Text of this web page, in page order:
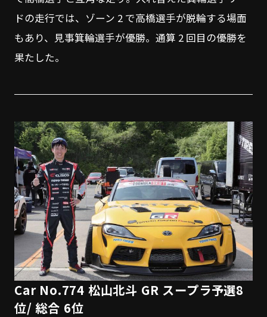
ドの走行では、ゾーン 2 で高橋選手が脱輪する場面
もあり、見事箕輪選手が優勝。通算 2 回目の優勝を
果たした。
Car No.774 松山北斗 GR スープラ予選8
位/ 総合 6位